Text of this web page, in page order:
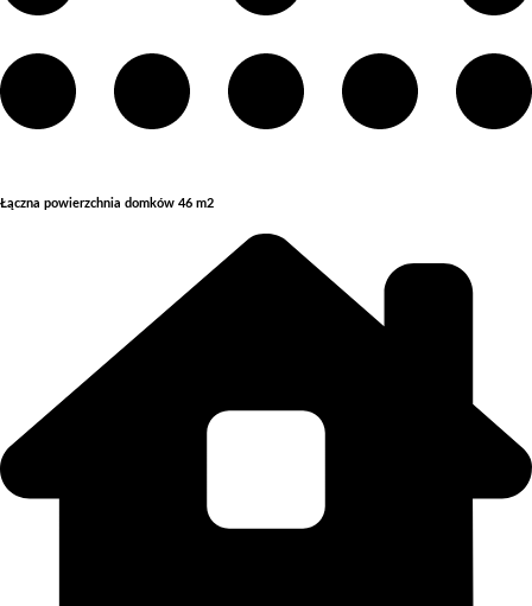
Łączna powierzchnia domków 46 m2